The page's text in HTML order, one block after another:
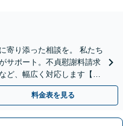
添った相談を。 私たち
サポート。不貞慰謝料請求
ど、幅広く対応します【夜
7分】
料金表を見る